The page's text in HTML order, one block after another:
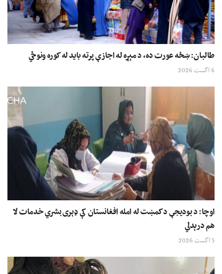
طالبان: ښځه عورت ده، د مېړه له اجازې پرته باید له کوره ونوځي
6 اگست 2026
اوچا: د بودیجې د کمښت له امله افغانستان کې ډېری بشري خدمات لا
هم درېدلي
5 اگست 2026